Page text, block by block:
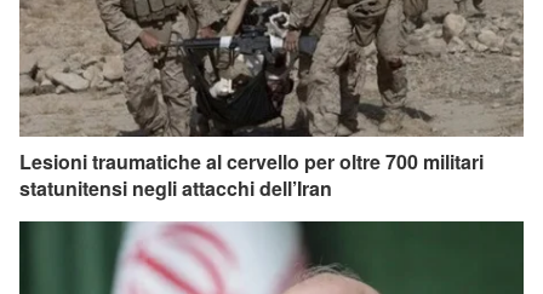
Lesioni traumatiche al cervello per oltre 700 militari
statunitensi negli attacchi dell’Iran